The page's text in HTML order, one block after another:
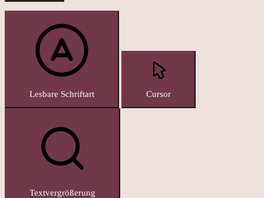
Lesbare Schriftart Cursor
Textvergrößerung